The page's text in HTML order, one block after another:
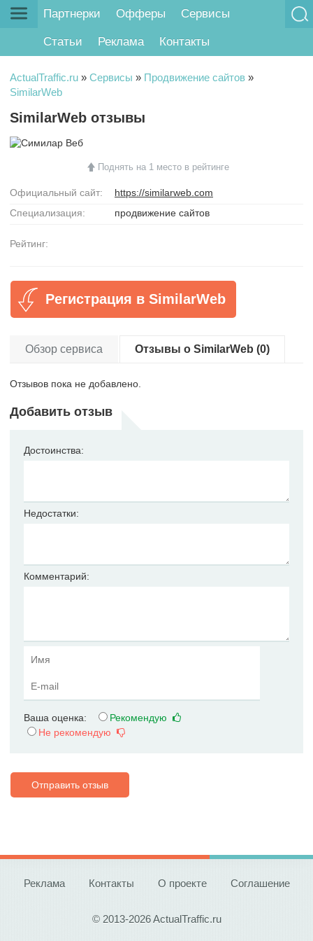
Партнерки Офферы Сервисы
Статьи Реклама Контакты
ActualTraffic.ru » Сервисы » Продвижение сайтов »
SimilarWeb
SimilarWeb отзывы
Поднять на 1 место в рейтинге
Официальный сайт:
https://similarweb.com
Специализация:
продвижение сайтов
Рейтинг:
Регистрация в SimilarWeb
Обзор сервиса Отзывы о SimilarWeb (0)
Отзывов пока не добавлено.
Добавить отзыв
Достоинства:
Недостатки:
Комментарий:
Ваша оценка:
Рекомендую
Не рекомендую
Отправить отзыв
Реклама Контакты О проекте Соглашение
© 2013-2026 ActualTraffic.ru